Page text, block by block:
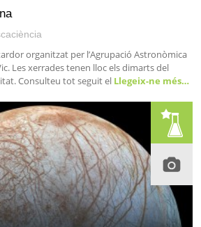
organitzat per l’Agrupació Astronòmica
Les xerrades tenen lloc els dimarts del
Consulteu tot seguit el Llegeix-ne més…